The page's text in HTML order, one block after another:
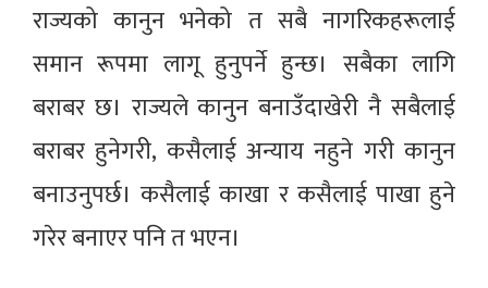
राज्यको कानुन भनेको त सबै नागरिकहरूलाई
समान रूपमा लागू हुनुपर्ने हुन्छ। सबैका लागि
बराबर छ। राज्यले कानुन बनाउँदाखेरी नै सबैलाई
बराबर हुनेगरी, कसैलाई अन्याय नहुने गरी कानुन
बनाउनुपर्छ। कसैलाई काखा र कसैलाई पाखा हुने
गरेर बनाएर पनि त भएन।